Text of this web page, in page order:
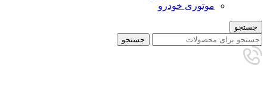
موتوری خودرو
جستجو
جستجو